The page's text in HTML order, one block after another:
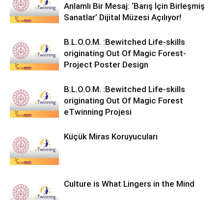
Anlamlı Bir Mesaj: ‘Barış İçin Birleşmiş
Sanatlar’ Dijital Müzesi Açılıyor!
B.L.O.O.M. :Bewitched Life-skills
originating Out Of Magic Forest-
Project Poster Design
B.L.O.O.M. :Bewitched Life-skills
originating Out Of Magic Forest
eTwinning Projesi
Küçük Miras Koruyucuları
Culture is What Lingers in the Mind